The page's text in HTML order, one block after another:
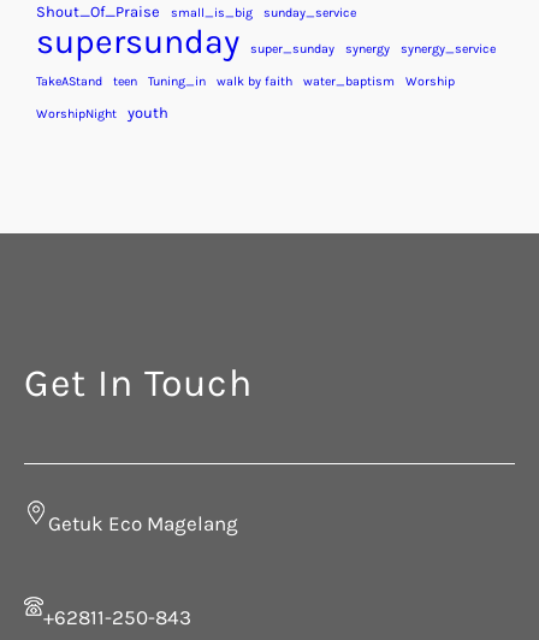
Shout_Of_Praise small_is_big sunday_service
supersunday super_sunday synergy synergy_service
TakeAStand teen Tuning_in walk by faith water_baptism Worship
WorshipNight youth
Get In Touch
Getuk Eco Magelang
+62811-250-843